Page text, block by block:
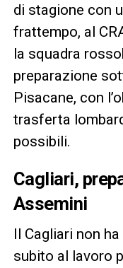
di stagione con
frattempo, al
la squadra
preparazione
Pisacane, con
trasferta
possibili.
Cagliari,
Assemini
Il Cagliari non
subito al lavoro